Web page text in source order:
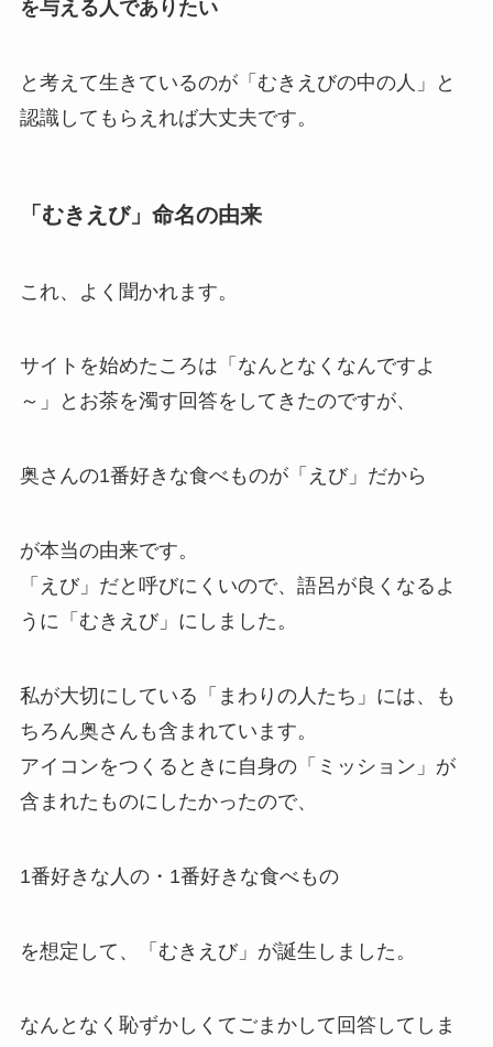
を与える人でありたい
と考えて生きているのが「むきえびの中の人」と
認識してもらえれば大丈夫です。
「むきえび」命名の由来
これ、よく聞かれます。
サイトを始めたころは「なんとなくなんですよ
～」とお茶を濁す回答をしてきたのですが、
奥さんの1番好きな食べものが「えび」だから
が本当の由来です。
「えび」だと呼びにくいので、語呂が良くなるよ
うに「むきえび」にしました。
私が大切にしている「まわりの人たち」には、も
ちろん奥さんも含まれています。
アイコンをつくるときに自身の「ミッション」が
含まれたものにしたかったので、
1番好きな人の・1番好きな食べもの
を想定して、「むきえび」が誕生しました。
なんとなく恥ずかしくてごまかして回答してしま